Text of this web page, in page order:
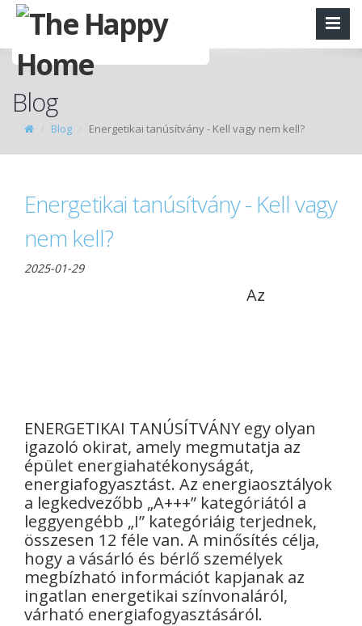
Blog
Blog Energetikai tanúsítvány - Kell vagy nem kell?
Energetikai tanúsítvány - Kell vagy
nem kell?
2025-01-29
Az
ENERGETIKAI TANÚSÍTVÁNY egy olyan
igazoló okirat, amely megmutatja az
épület energiahatékonyságát,
energiafogyasztást. Az energiaosztályok
a legkedvezőbb „A+++” kategóriától a
leggyengébb „I” kategóriáig terjednek,
összesen 12 féle van. A minősítés célja,
hogy a vásárló és bérlő személyek
megbízható információt kapjanak az
ingatlan energetikai színvonaláról,
várható energiafogyasztásáról.